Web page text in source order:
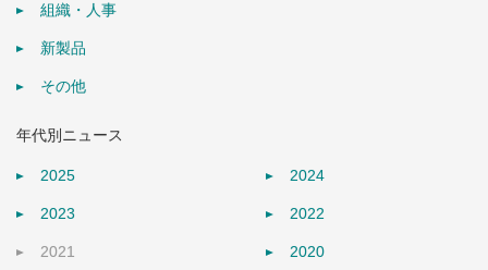
組織・人事
新製品
その他
年代別ニュース
2025 2024
2023 2022
2021 2020